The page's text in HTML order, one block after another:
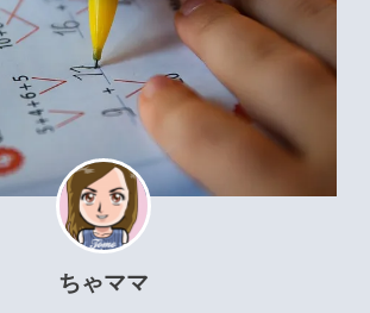
ちゃママ